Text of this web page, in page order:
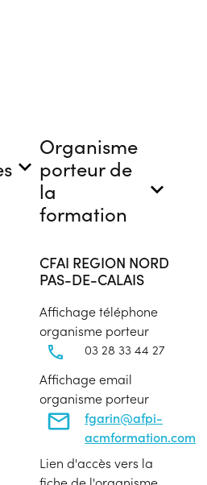
Organisme
porteur de
la
formation
CFAI REGION NORD
PAS-DE-CALAIS
Affichage téléphone
organisme porteur
03 28 33 44 27
Affichage email
organisme porteur
fgarin@afpi-
acmformation.com
Lien d'accès vers la